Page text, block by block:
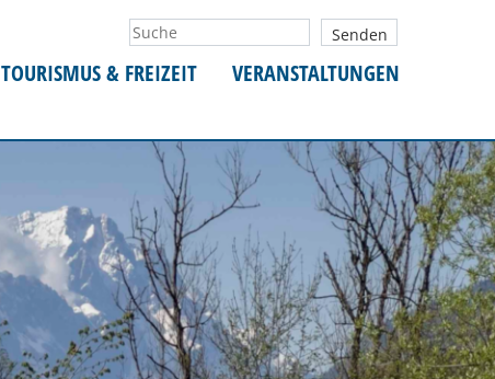
TOURISMUS & FREIZEIT VERANSTALTUNGEN